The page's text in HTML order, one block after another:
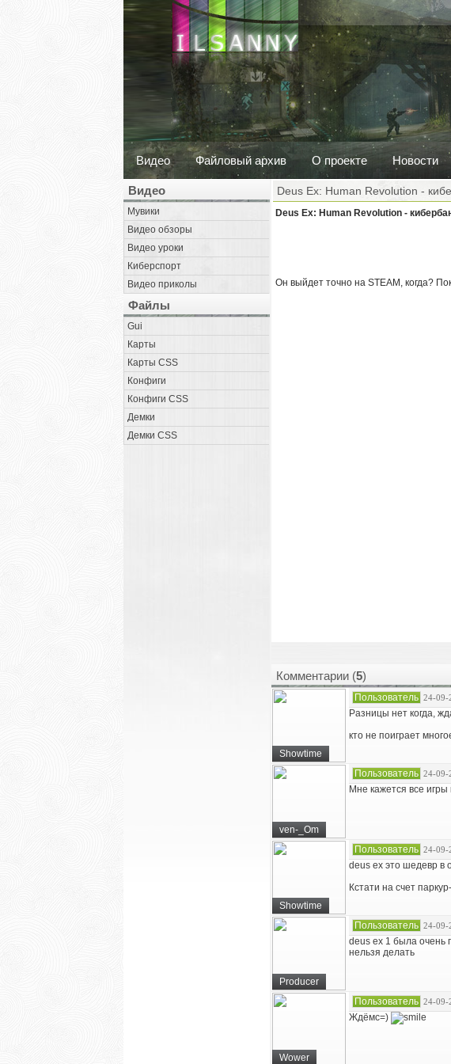
Видео Файловый архив О проекте Новости
Видео
Мувики
Видео обзоры
Видео уроки
Киберспорт
Видео приколы
Файлы
Gui
Карты
Карты CSS
Конфиги
Конфиги CSS
Демки
Демки CSS
Deus Ex: Human Revolution -
Deus Ex: Human Revolution -
Он выйдет точно на STEAM, когда?
Комментарии (5)
Showtime
Пользователь 24-09-
Разницы нет когда,
кто не поиграет
ven-_Om
Пользователь 24-09-
Мне кажется все
Showtime
Пользователь 24-09-
deus ex это шедевр в
Кстати на счет
Producer
Пользователь 24-09-
deus ex 1 была очень
нельзя делать
Wower
Пользователь 24-09-
Ждёмс=)